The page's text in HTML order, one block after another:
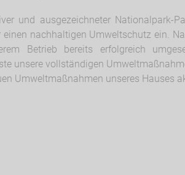
und ausgezeichneter Nationalpark-
nachhaltigen Umweltschutz ein.
Betrieb bereits erfolgreich
unsere vollständigen
Umweltmaßnahmen unseres Hauses